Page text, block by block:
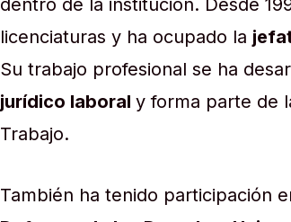
dentro de la institución. Desde
licenciaturas y ha ocupado la
Su trabajo profesional se ha
jurídico laboral y forma parte de
Trabajo.
También ha tenido participación